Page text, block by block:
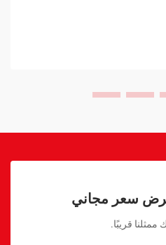
سعر مجاني
قريبًا.